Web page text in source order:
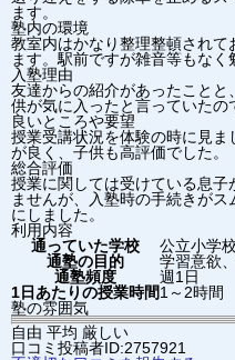
ます。
塾内の環境
教室内はかなり整理整頓され
ます。駅前ですが雑音等もなく
入塾理由
友達からの紹介があったこと
供が気に入ったと言っていたの
良いところや要望
授業受講状況を体験の時に見
が良く、子供も高評価でした。
総合評価
授業に関しては受けている息子
ませんが、入塾時の手続きが
にしました。
利用内容
通っていた学校
公立小学校
通塾の目的
学習意欲
通塾頻度
週1日
1日あたりの授業時間1～2時間
塾の雰囲気
自由 平均 厳しい
口コミ投稿者ID:2757921